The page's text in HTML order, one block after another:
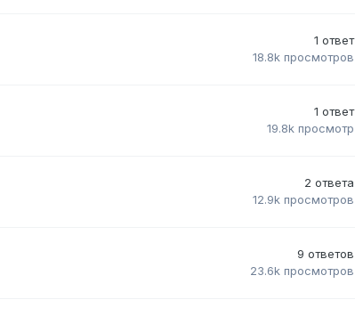
1 ответ
18.8k просмотров
1 ответ
19.8k просмотр
2 ответа
12.9k просмотров
9 ответов
23.6k просмотров